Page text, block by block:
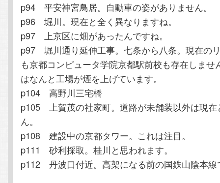
p94 平安神宮鳥居。自動車の姿がありません。
p96 堀川。現在と全く異なりますね。
p97 上京区に畑があったんですね。
p97 堀川通り延伸工事。七条から八条。現在の
も京都コンピュータ学院京都駅前校も存在しませ
はなんと工場が煙を上げています。
p104 高野川三宅橋
p105 上賀茂の社家町。道路が未舗装以外は現在
ん。
p108 建設中の京都タワー。これは注目。
p111 砂利採取。桂川と思われます。
p112 丹波口付近。高架になる前の国鉄山陰本線